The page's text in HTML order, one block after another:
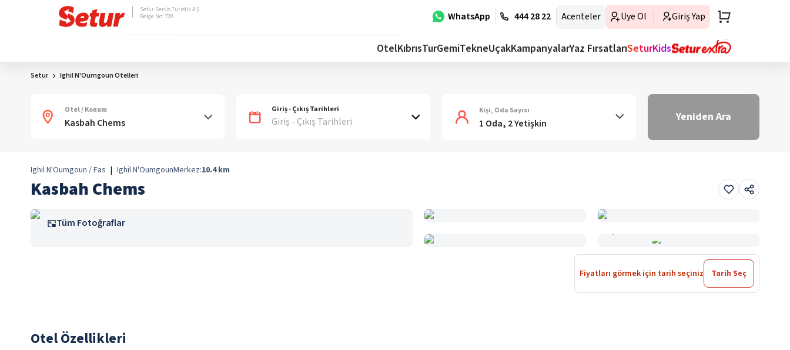
WhatsApp 444 28 22 Acenteler Üye Ol Giriş Yap
Setur Servis Turistik A.Ş.
Belge No: 728
OtelKıbrısTurGemiTekneUçakKampanyalarYaz FırsatlarıSeturKids
Setur Ighil N'Oumgoun Otelleri
Otel / Konum Giriş - Çıkış Tarihleri
Giriş - Çıkış Tarihleri
Kişi, Oda Sayısı
1 Oda, 2 Yetişkin Yeniden Ara
Ighil N'Oumgoun / Fas | Ighil N'OumgounMerkez:10.4 km
Kasbah Chems
Tüm Fotoğraflar
Fiyatları görmek için tarih seçiniz Tarih Seç
Otel Özellikleri